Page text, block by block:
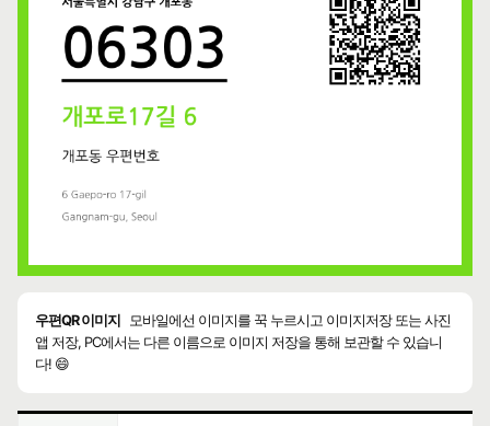
우편QR 이미지
모바일에선 이미지를 꾹 누르시고 이미지저장 또는 사진
앱 저장, PC에서는 다른 이름으로 이미지 저장을 통해 보관할 수 있습니
다! 😄